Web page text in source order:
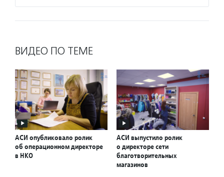
ВИДЕО ПО ТЕМЕ
АСИ опубликовало ролик
об операционном директоре
в НКО
АСИ выпустило ролик
о директоре сети
благотворительных
магазинов